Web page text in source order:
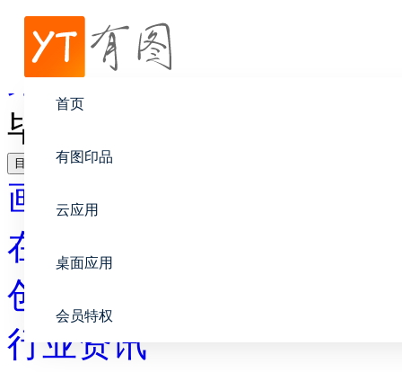
首页
有图印品
云应用
桌面应用
会员特权
帮助中心
聚会纪念
毕业纪念册文字片段摘选
目录
画册设计
在线印刷
创意设计
行业资讯